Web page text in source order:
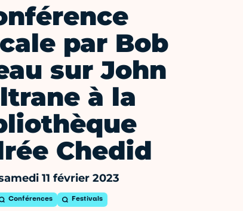
par Bob
sur John
à la
Chedid
11 février 2023
Conférences Festivals